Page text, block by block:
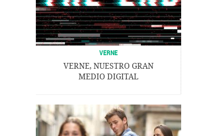
VERNE
VERNE, NUESTRO GRAN
MEDIO DIGITAL